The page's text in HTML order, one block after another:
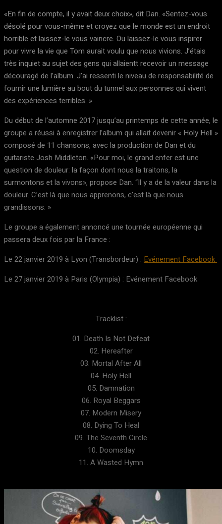
«En fin de compte, il y avait deux choix», dit Dan. «Sentez-vous
désolé pour vous-même et croyez que le monde est un endroit
horrible et laissez-le vous vaincre. Ou laissez-le vous inspirer
pour vivre la vie que Tom aurait voulu que nous vivions. J’étais
très inquiet au sujet des gens qui allaientt recevoir un message
découragé de l’album. J’ai ressenti le niveau de responsabilité de
fournir une lumière au bout du tunnel aux personnes qui vivent
des expériences terribles. »
Du début de l’automne 2017 jusqu’au printemps de cette année, le
groupe a réussi à enregistrer l’album qui allait devenir « Holy Hell »
composé de 11 chansons, avec la production de Dan et du
guitariste Josh Middleton. «Pour moi, le grand enfer est une
question de douleur: la façon dont nous la traitons, la
surmontons et la vivons», propose Dan. “Il y a de la valeur dans la
douleur. C’est là que nous apprenons, c’est là que nous
grandissons. »
Le groupe a également annoncé une tournée européenne qui
passera deux fois par la France :
Le 22 janvier 2019 à Lyon (Transbordeur) : Evénement Facebook
Le 27 janvier 2019 à Paris (Olympia) : Evénement Facebook
Tracklist :
01. Death Is Not Defeat
02. Hereafter
03. Mortal After All
04. Holy Hell
05. Damnation
06. Royal Beggars
07. Modern Misery
08. Dying To Heal
09. The Seventh Circle
10. Doomsday
11. A Wasted Hymn